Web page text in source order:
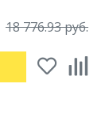
18 776.93 руб.